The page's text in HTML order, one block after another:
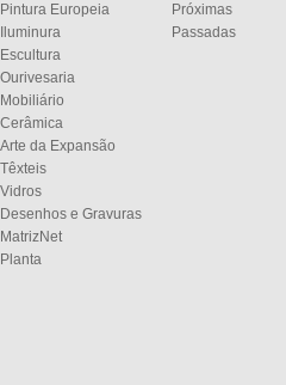
Pintura Europeia
Iluminura
Escultura
Ourivesaria
Mobiliário
Cerâmica
Arte da Expansão
Têxteis
Vidros
Desenhos e Gravuras
MatrizNet
Planta
Próximas
Passadas